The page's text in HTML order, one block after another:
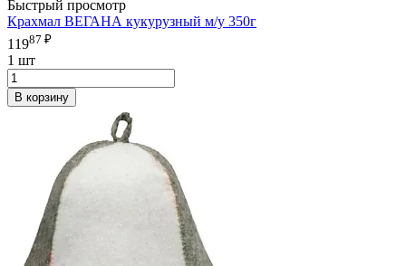
Быстрый просмотр
Крахмал ВЕГАНА кукурузный м/у 350г
11987 ₽
1 шт
В корзину